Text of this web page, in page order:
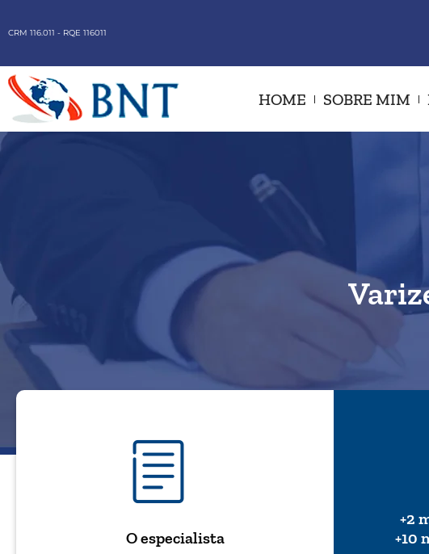
CRM 116.011 - RQE 116011
HOME SOBRE MIM
O especialista
+2
+10